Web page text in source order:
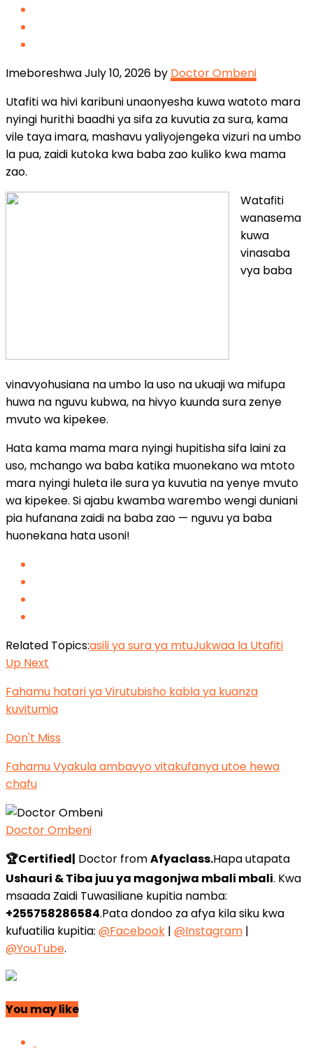
Imeboreshwa July 10, 2026 by Doctor Ombeni
Utafiti wa hivi karibuni unaonyesha kuwa watoto mara
nyingi hurithi baadhi ya sifa za kuvutia za sura, kama
vile taya imara, mashavu yaliyojengeka vizuri na umbo
la pua, zaidi kutoka kwa baba zao kuliko kwa mama
zao.
Watafiti
wanasema
kuwa
vinasaba
vya baba
vinavyohusiana na umbo la uso na ukuaji wa mifupa
huwa na nguvu kubwa, na hivyo kuunda sura zenye
mvuto wa kipekee.
Hata kama mama mara nyingi hupitisha sifa laini za
uso, mchango wa baba katika muonekano wa mtoto
mara nyingi huleta ile sura ya kuvutia na yenye mvuto
wa kipekee. Si ajabu kwamba warembo wengi duniani
pia hufanana zaidi na baba zao — nguvu ya baba
huonekana hata usoni!
Related Topics:asili ya sura ya mtuJukwaa la Utafiti
Up Next
Fahamu hatari ya Virutubisho kabla ya kuanza
kuvitumia
Don't Miss
Fahamu Vyakula ambavyo vitakufanya utoe hewa
chafu
Doctor Ombeni
🏆Certified| Doctor fromAfyaclass.Hapa utapata
Ushauri & Tiba juu ya magonjwa mbali mbali. Kwa
msaada Zaidi Tuwasiliane kupitia namba:
+255758286584.Pata dondoo za afya kila siku kwa
kufuatilia kupitia: @Facebook | @Instagram |
@YouTube.
You may like